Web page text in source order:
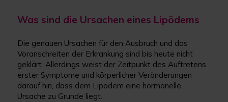
Was sind die Ursachen eines Lipödems
Die genauen Ursachen für den Ausbruch und das
Voranschreiten der Erkrankung sind bis heute nicht
geklärt. Allerdings weist der Zeitpunkt des Auftretens
erster Symptome und körperlicher Veränderungen
darauf hin, dass dem Lipödem eine hormonelle
Ursache zu Grunde liegt.